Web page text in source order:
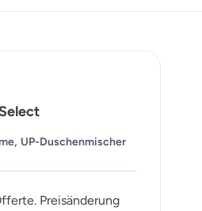
, UP-Duschenmischer
Preisänderung